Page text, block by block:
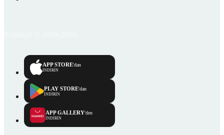
APP STORE'dan
İNDİRİN
PLAY STORE'dan
İNDİRİN
APP GALLERY'den
İNDİRİN